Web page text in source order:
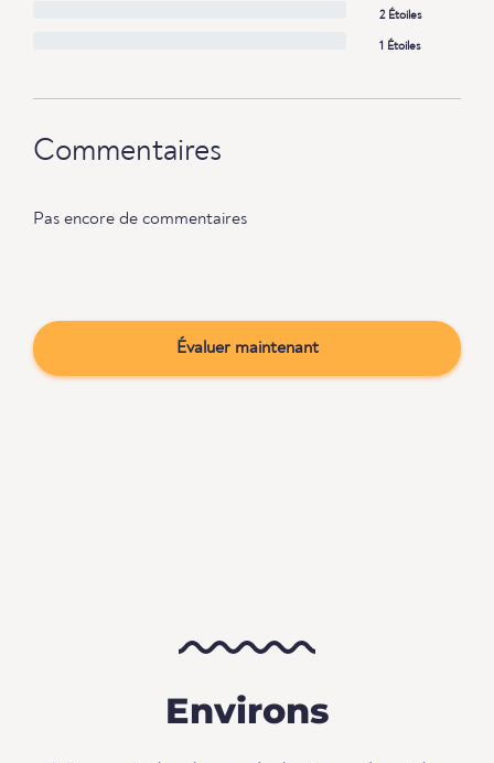
2 Étoiles
1 Étoiles
Commentaires
Pas encore de commentaires
Évaluer maintenant
Environs